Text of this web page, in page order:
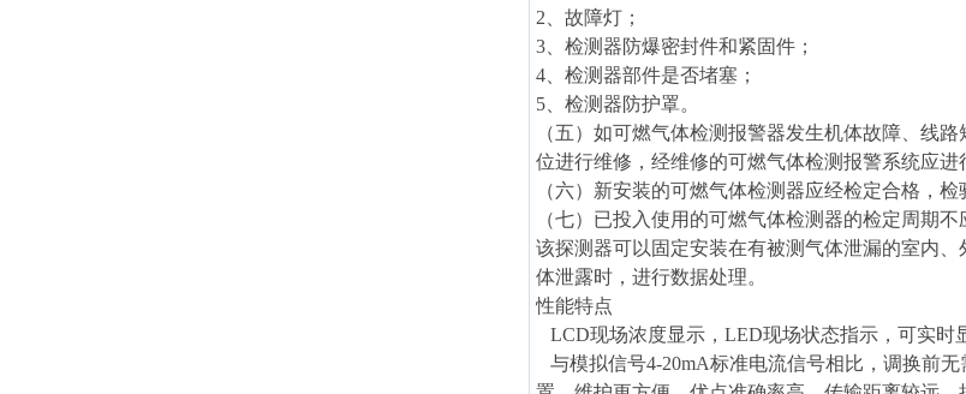
2、故障灯；
3、检测器防爆密封件和紧固件；
4、检测器部件是否堵塞；
5、检测器防护罩。
（五）如可燃气体检测报警器发生机体故障、线
位进行维修，经维修的可燃气体检测报警系统应进
（六）新安装的可燃气体检测器应经检定合格，
（七）已投入使用的可燃气体检测器的检定周期不
该探测器可以固定安装在有被测气体泄漏的室内
体泄露时，进行数据处理。
性能特点
LCD现场浓度显示，LED现场状态指示，可实时
与模拟信号4-20mA标准电流信号相比，调换前